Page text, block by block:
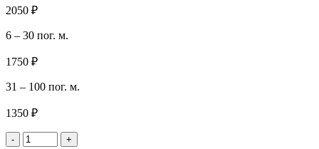
2050 ₽
6 – 30 пог. м.
1750 ₽
31 – 100 пог. м.
1350 ₽
- +